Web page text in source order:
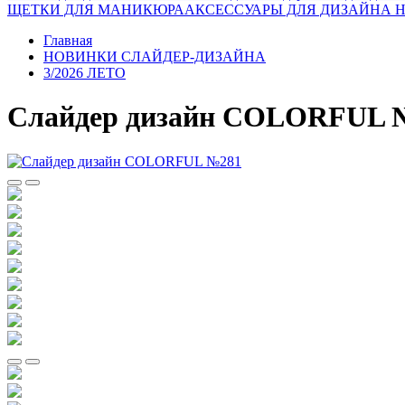
ЩЕТКИ ДЛЯ МАНИКЮРААКСЕССУАРЫ ДЛЯ ДИЗАЙНА
Главная
НОВИНКИ СЛАЙДЕР-ДИЗАЙНА
3/2026 ЛЕТО
Слайдер дизайн COLORFUL